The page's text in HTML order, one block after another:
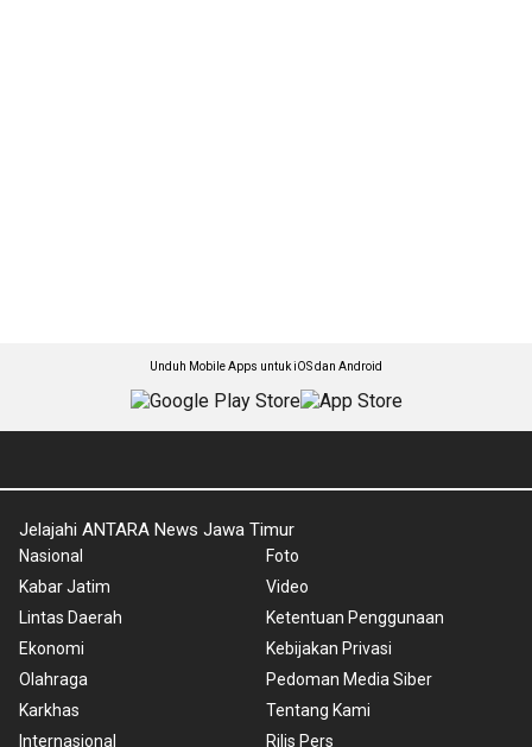
Unduh Mobile Apps untuk iOS dan Android
Jelajahi ANTARA News Jawa Timur
Nasional
Kabar Jatim
Lintas Daerah
Ekonomi
Olahraga
Karkhas
Internasional
Foto
Video
Ketentuan Penggunaan
Kebijakan Privasi
Pedoman Media Siber
Tentang Kami
Rilis Pers